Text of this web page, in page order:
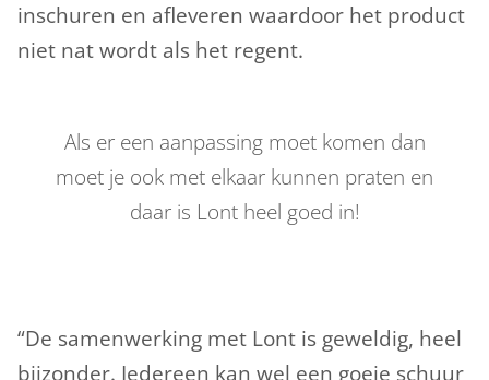
inschuren en afleveren waardoor het product
niet nat wordt als het regent.
Als er een aanpassing moet komen dan
moet je ook met elkaar kunnen praten en
daar is Lont heel goed in!
“De samenwerking met Lont is geweldig, heel
bijzonder. Iedereen kan wel een goeie schuur